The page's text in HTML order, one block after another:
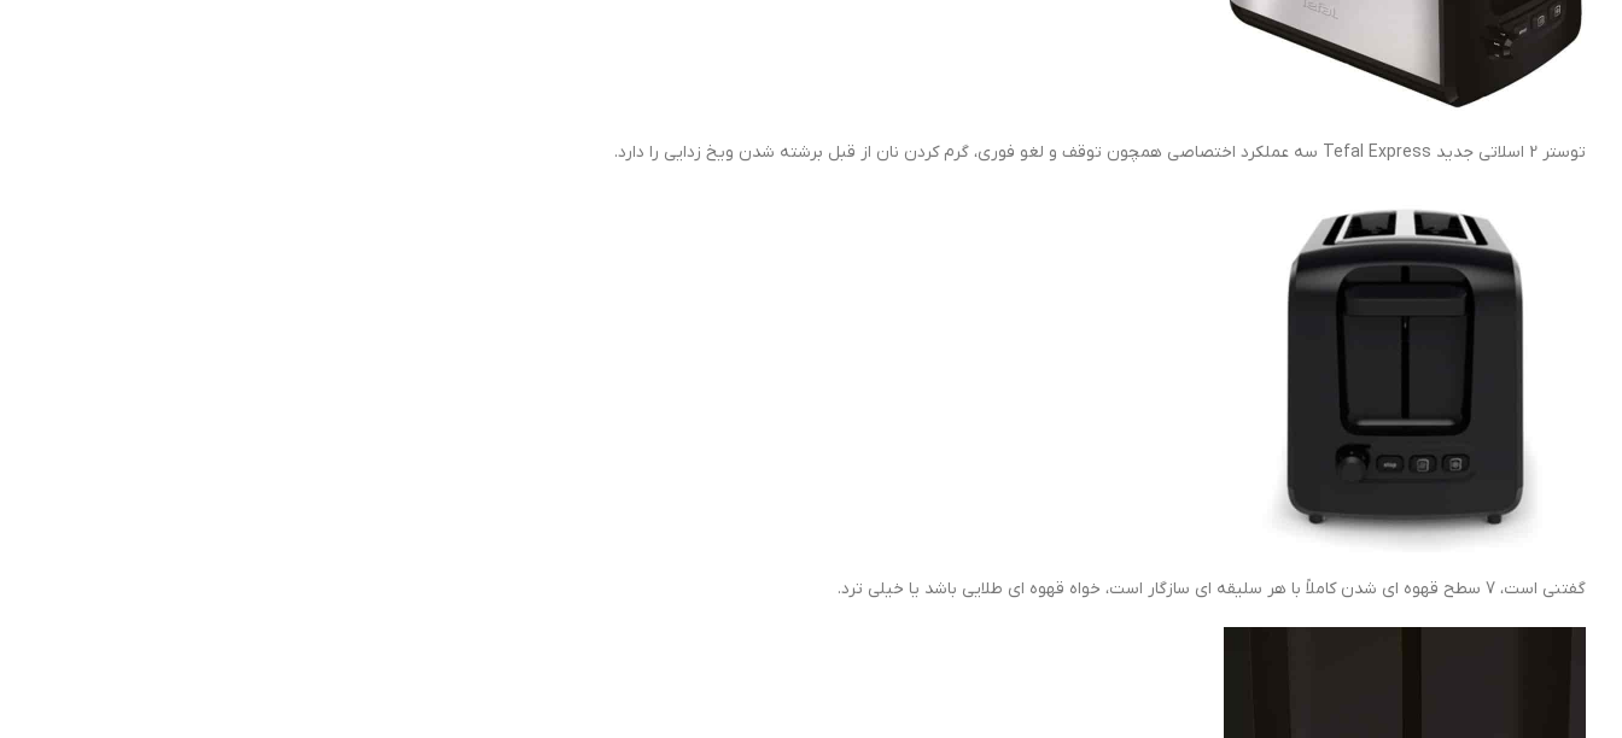
توستر 2 اسلاتی جدید Tefal Express سه عملکرد اختصاصی همچون توقف و لغو فوری، گرم کردن نان از قبل برشته شدن ویخ زدایی را دارد.
گفتنی است، 7 سطح قهوه ای شدن کاملاً با هر سلیقه ای سازگار است، خواه قهوه ای طلایی باشد یا خیلی ترد.